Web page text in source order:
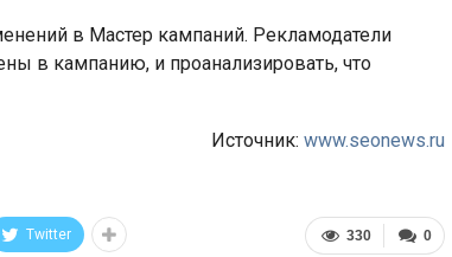
в Мастер кампаний. Рекламодатели
в кампанию, и проанализировать, что
Источник: www.seonews.ru
0
330
Twitter